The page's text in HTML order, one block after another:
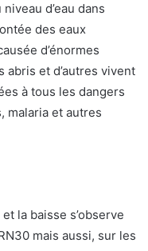
d’eau dans
des eaux
d’énormes
et d’autres vivent
à tous les dangers
malaria et autres
la baisse s’observe
mais aussi, sur les